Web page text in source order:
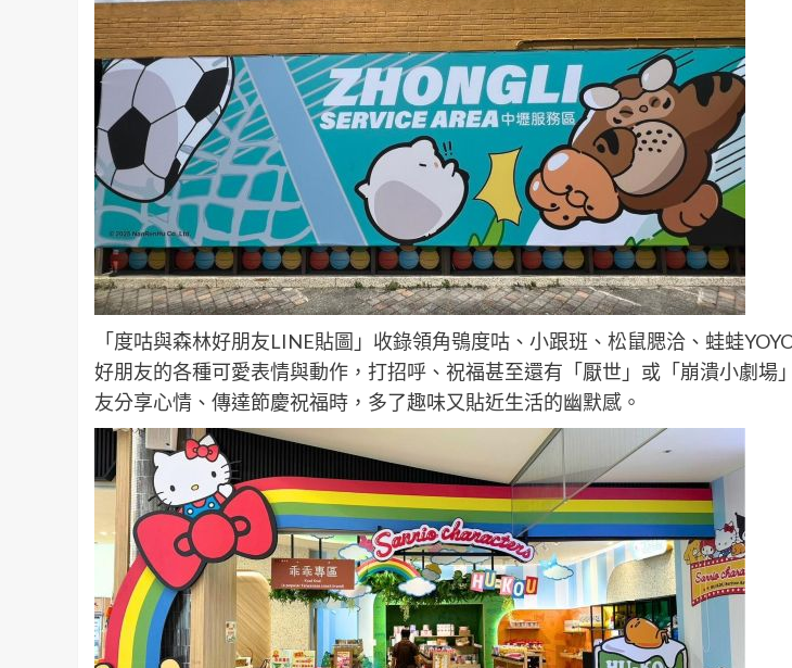
「度咕與森林好朋友LINE貼圖」收錄領角鴞度咕、小跟班、松鼠腮洽、蛙蛙
好朋友的各種可愛表情與動作，打招呼、祝福甚至還有「厭世」或「崩潰小劇場
友分享心情、傳達節慶祝福時，多了趣味又貼近生活的幽默感。